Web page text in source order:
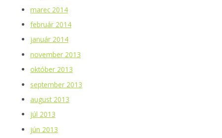
marec 2014
február 2014
január 2014
november 2013
október 2013
september 2013
august 2013
júl 2013
jún 2013